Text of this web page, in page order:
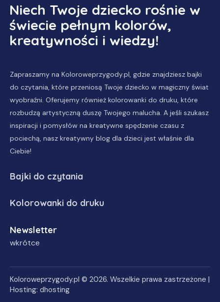
Niech Twoje dziecko rośnie w
świecie pełnym kolorów,
kreatywności i wiedzy!
Zapraszamy na Koloroweprzygody.pl, gdzie znajdziesz bajki
do czytania, które przeniosą Twoje dziecko w magiczny świat
wyobraźni. Oferujemy również kolorowanki do druku, które
rozbudzą artystyczną duszę Twojego malucha. A jeśli szukasz
inspiracji i pomysłów na kreatywne spędzenie czasu z
pociechą, nasz kreatywny blog dla dzieci jest właśnie dla
Ciebie!
Bajki do czytania
Kolorowanki do druku
Newsletter
wkrótce
Koloroweprzygody.pl © 2026. Wszelkie prawa zastrzeżone |
Hosting: dhosting